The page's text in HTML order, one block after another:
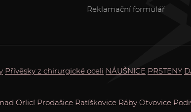
Reklamační formulář
Přívěsky z chirurgické oceli NÁUŠNICE PRSTENY
Orlicí Prodašice Ratíškovice Ráby Otvovice